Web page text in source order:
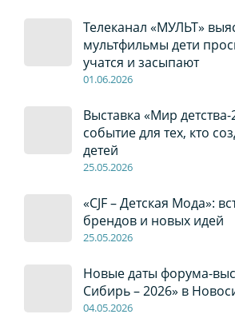
Телеканал «МУЛЬТ»
мультфильмы дети
учатся и засыпают
01.06.2026
Выставка «Мир
событие для тех, кто
детей
25.05.2026
«CJF – Детская Мода»:
брендов и новых идей
25.05.2026
Новые даты форума-
Сибирь – 2026» в
04.05.2026